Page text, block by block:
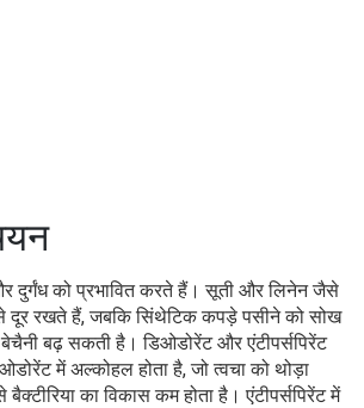
दुर्गंध को प्रभावित करते हैं। सूती और लिनेन जैसे
दूर रखते हैं, जबकि सिंथेटिक कपड़े पसीने को सोख
बढ़ सकती है। डिओडोरेंट और एंटीपर्सपिरेंट
में अल्कोहल होता है, जो त्वचा को थोड़ा
का विकास कम होता है। एंटीपर्सपिरेंट में